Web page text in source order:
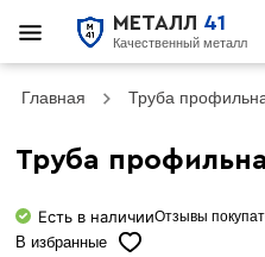
МЕТАЛЛ 41
Качественный металл
Главная Труба
Труба
Есть в наличииОтзывы
В избранные